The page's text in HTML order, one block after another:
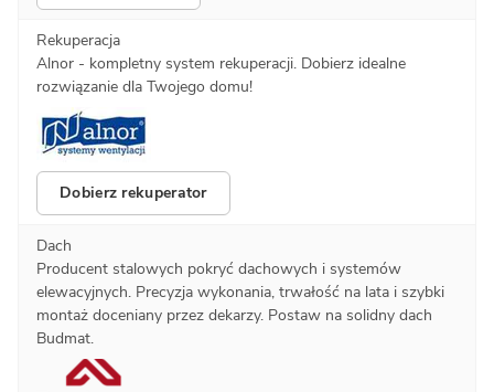
Rekuperacja
Alnor - kompletny system rekuperacji. Dobierz idealne
rozwiązanie dla Twojego domu!
Dobierz rekuperator
Dach
Producent stalowych pokryć dachowych i systemów
elewacyjnych. Precyzja wykonania, trwałość na lata i szybki
montaż doceniany przez dekarzy. Postaw na solidny dach
Budmat.